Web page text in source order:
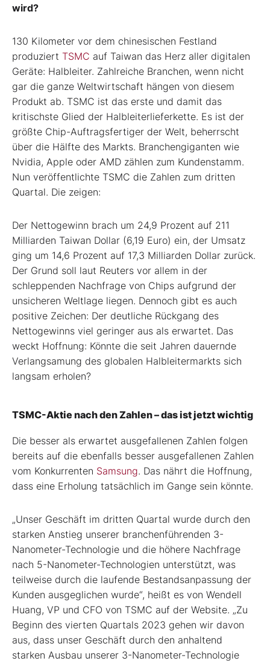
wird?
130 Kilometer vor dem chinesischen Festland
produziert TSMC auf Taiwan das Herz aller digitalen
Geräte: Halbleiter. Zahlreiche Branchen, wenn nicht
gar die ganze Weltwirtschaft hängen von diesem
Produkt ab. TSMC ist das erste und damit das
kritischste Glied der Halbleiterlieferkette. Es ist der
größte Chip-Auftragsfertiger der Welt, beherrscht
über die Hälfte des Markts. Branchengiganten wie
Nvidia, Apple oder AMD zählen zum Kundenstamm.
Nun veröffentlichte TSMC die Zahlen zum dritten
Quartal. Die zeigen:
Der Nettogewinn brach um 24,9 Prozent auf 211
Milliarden Taiwan Dollar (6,19 Euro) ein, der Umsatz
ging um 14,6 Prozent auf 17,3 Milliarden Dollar zurück.
Der Grund soll laut Reuters vor allem in der
schleppenden Nachfrage von Chips aufgrund der
unsicheren Weltlage liegen. Dennoch gibt es auch
positive Zeichen: Der deutliche Rückgang des
Nettogewinns viel geringer aus als erwartet. Das
weckt Hoffnung: Könnte die seit Jahren dauernde
Verlangsamung des globalen Halbleitermarkts sich
langsam erholen?
TSMC-Aktie nach den Zahlen – das ist jetzt wichtig
Die besser als erwartet ausgefallenen Zahlen folgen
bereits auf die ebenfalls besser ausgefallenen Zahlen
vom Konkurrenten Samsung. Das nährt die Hoffnung,
dass eine Erholung tatsächlich im Gange sein könnte.
„Unser Geschäft im dritten Quartal wurde durch den
starken Anstieg unserer branchenführenden 3-
Nanometer-Technologie und die höhere Nachfrage
nach 5-Nanometer-Technologien unterstützt, was
teilweise durch die laufende Bestandsanpassung der
Kunden ausgeglichen wurde“, heißt es von Wendell
Huang, VP und CFO von TSMC auf der Website. „Zu
Beginn des vierten Quartals 2023 gehen wir davon
aus, dass unser Geschäft durch den anhaltend
starken Ausbau unserer 3-Nanometer-Technologie